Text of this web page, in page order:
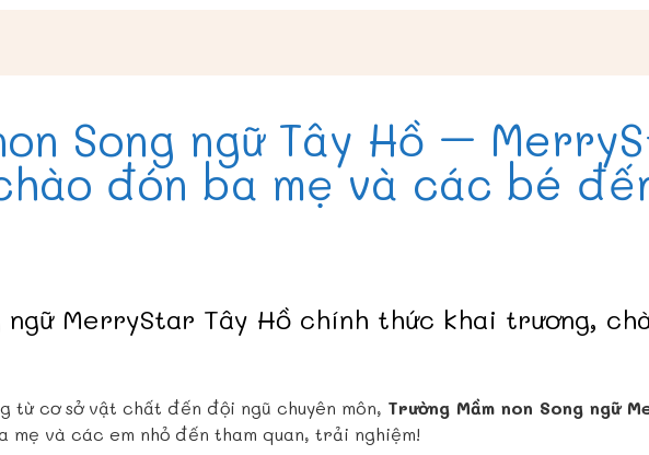
Song ngữ Tây Hồ –
đón ba mẹ và các bé
ngữ MerryStar Tây Hồ chính thức khai trương,
từ cơ sở vật chất đến đội ngũ chuyên môn, Trường Mầm non Song ngữ
mẹ và các em nhỏ đến tham quan, trải nghiệm!